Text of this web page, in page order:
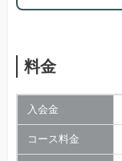
料金
入会金
コース料金